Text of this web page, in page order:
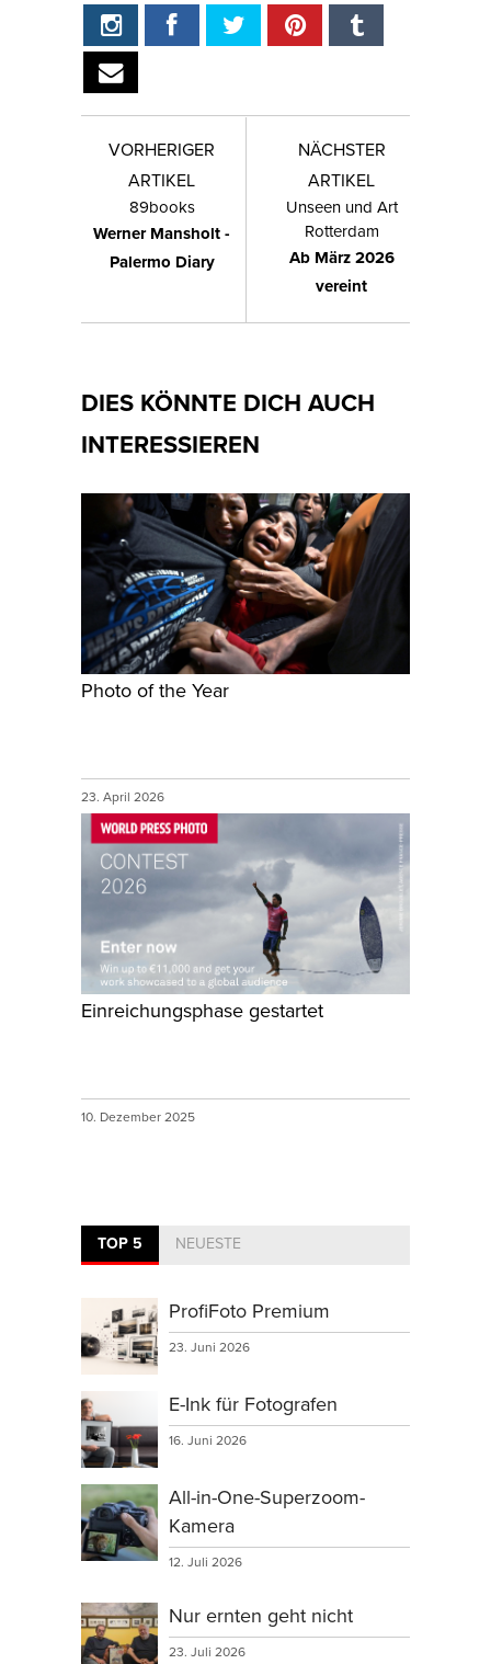
VORHERIGER
ARTIKEL
89books
Werner Mansholt -
Palermo Diary
NÄCHSTER
ARTIKEL
Unseen und Art
Rotterdam
Ab März 2026
vereint
DIES KÖNNTE DICH AUCH
INTERESSIEREN
Photo of the Year
23. April 2026
Einreichungsphase gestartet
10. Dezember 2025
TOP 5 NEUESTE
ProfiFoto Premium
23. Juni 2026
E-Ink für Fotografen
16. Juni 2026
All-in-One-Superzoom-
Kamera
12. Juli 2026
Nur ernten geht nicht
23. Juli 2026